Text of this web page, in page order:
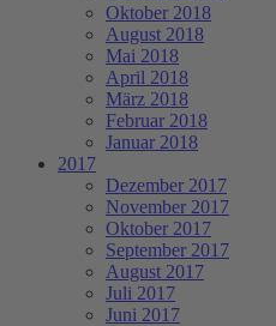
Oktober 2018
August 2018
Mai 2018
April 2018
März 2018
Februar 2018
Januar 2018
2017
Dezember 2017
November 2017
Oktober 2017
September 2017
August 2017
Juli 2017
Juni 2017